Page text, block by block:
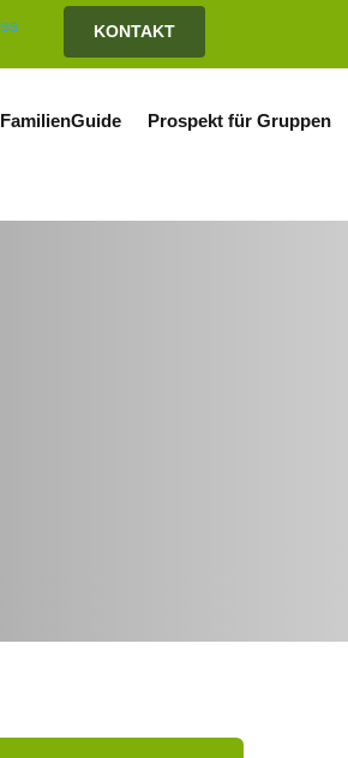
KONTAKT
FamilienGuide
Prospekt für Gruppen